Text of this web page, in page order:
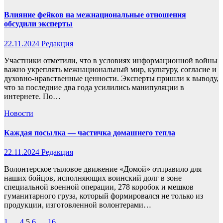
Влияние фейков на межнациональные отношения
обсудили эксперты
22.11.2024 Редакция
Участники отметили, что в условиях информационной войны
важно укреплять межнациональный мир, культуру, согласие и
духовно-нравственные ценности. Эксперты пришли к выводу,
что за последние два года усилились манипуляции в
интернете. По…
Новости
Каждая посылка — частичка домашнего тепла
22.11.2024 Редакция
Волонтерское тыловое движение «Домой» отправило для
наших бойцов, исполняющих воинский долг в зоне
специальной военной операции, 278 коробок и мешков
гуманитарного груза, который формировался не только из
продукции, изготовленной волонтерами…